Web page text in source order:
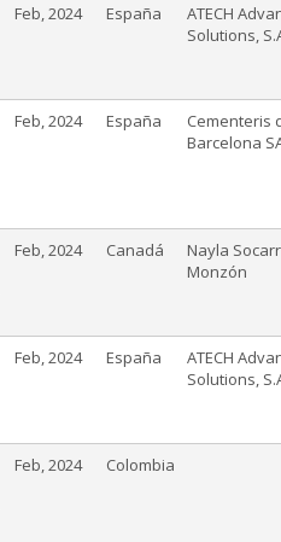
Feb, 2024 España
ATECH
Solutions,
Feb, 2024 España
Cementeris
Barcelona
Feb, 2024 Canadá
Nayla
Monzón
Feb, 2024 España
ATECH
Solutions,
Feb, 2024 Colombia